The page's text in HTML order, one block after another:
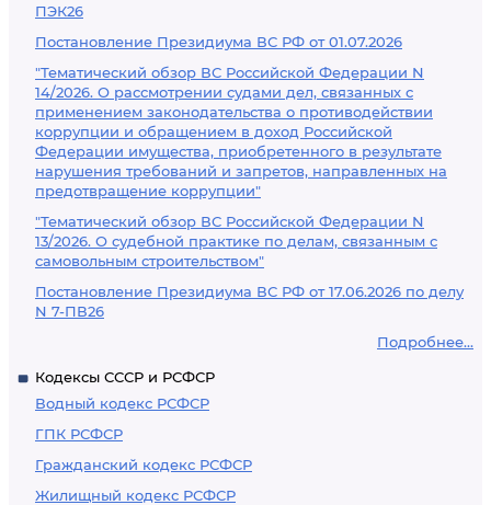
ПЭК26
Постановление Президиума ВС РФ от 01.07.2026
"Тематический обзор ВС Российской Федерации N
14/2026. О рассмотрении судами дел, связанных с
применением законодательства о противодействии
коррупции и обращением в доход Российской
Федерации имущества, приобретенного в результате
нарушения требований и запретов, направленных на
предотвращение коррупции"
"Тематический обзор ВС Российской Федерации N
13/2026. О судебной практике по делам, связанным с
самовольным строительством"
Постановление Президиума ВС РФ от 17.06.2026 по делу
N 7-ПВ26
Подробнее...
Кодексы СССР и РСФСР
Водный кодекс РСФСР
ГПК РСФСР
Гражданский кодекс РСФСР
Жилищный кодекс РСФСР